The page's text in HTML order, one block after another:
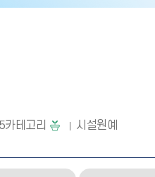
카테고리 시설원예